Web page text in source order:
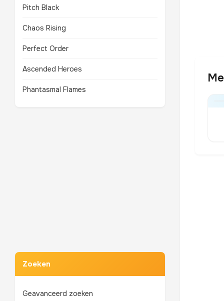
Pitch Black
Chaos Rising
Perfect Order
Ascended Heroes
Phantasmal Flames
Zoeken
Geavanceerd zoeken